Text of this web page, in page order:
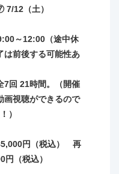
ため 8:30～11:45と
7/12（土）
～12:00（途中休
は前後する可能性あ
時間。（開催
画視聴ができるので
）
円（税込） 再
円（税込）